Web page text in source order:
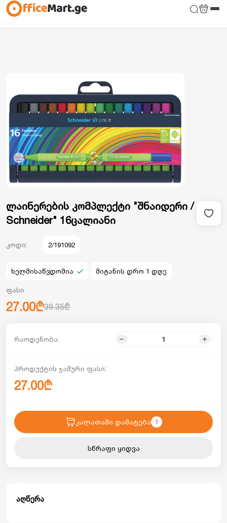
ლაინერების კომპლექტი "შნაიდერი /
Schneider" 16ცალიანი
კოდი: 2/191092
ხელმისაწვდომია მიტანის დრო 1 დღე
ფასი
27.00₾39.35₾
რაოდენობა:
პროდუქტის ჯამური ფასი:
27.00₾
კალათაში დამატება 1
სწრაფი ყიდვა
აღწერა